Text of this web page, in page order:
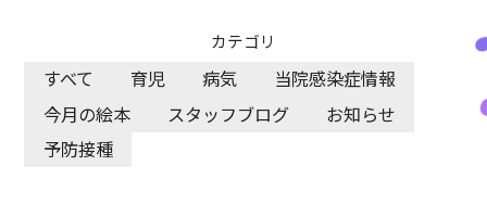
カテゴリ
すべて 育児 病気
当院感染症情報
今月の絵本
スタッフブログ
お知らせ
予防接種